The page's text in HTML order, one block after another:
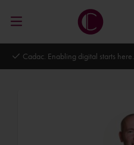
Autodesk Platinum Partner